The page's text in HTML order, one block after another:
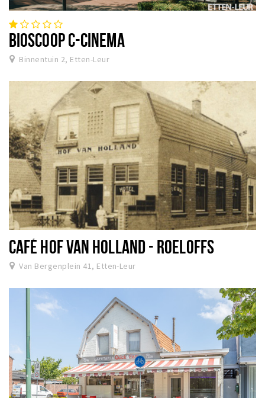
BIOSCOOP C-CINEMA
Binnentuin 2, Etten-Leur
CAFÉ HOF VAN HOLLAND - ROELOFFS
Van Bergenplein 41, Etten-Leur